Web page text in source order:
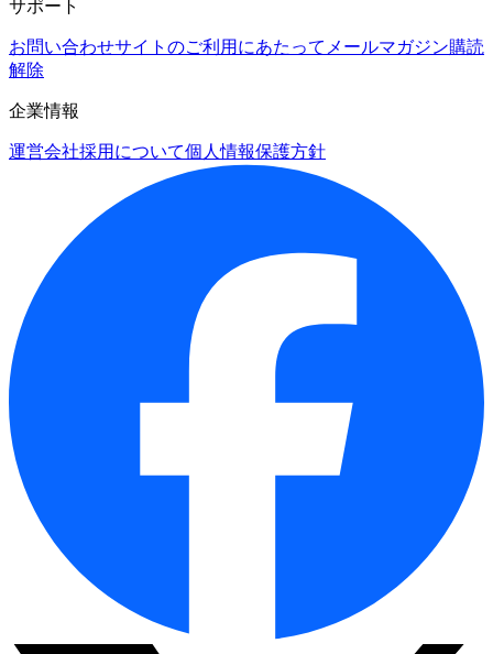
サポート
お問い合わせサイトのご利用にあたって メールマガジン購読
解除
企業情報
運営会社採用について個人情報保護方針